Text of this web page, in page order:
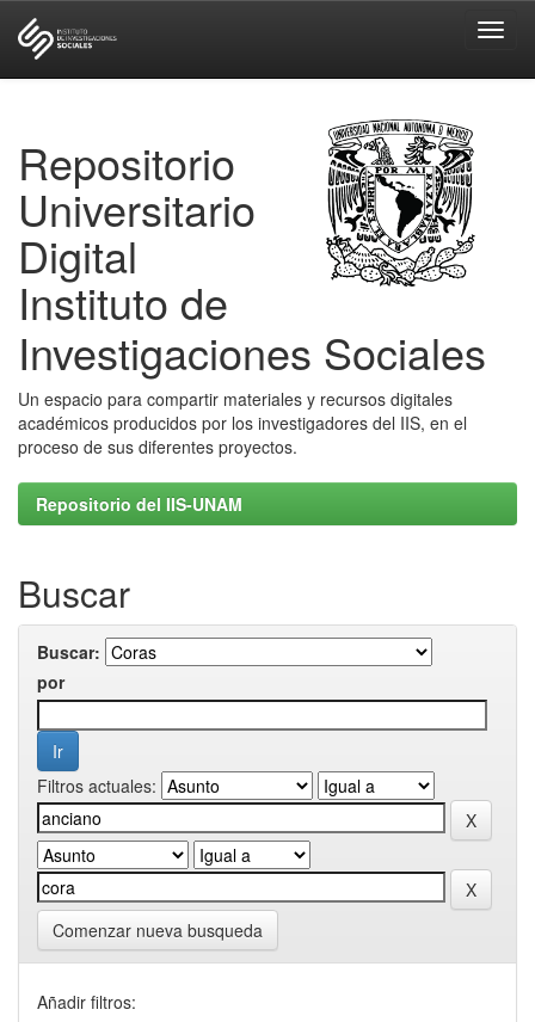
Repositorio
Universitario
Digital
Instituto de
Investigaciones Sociales
Un espacio para compartir materiales y recursos digitales
académicos producidos por los investigadores del IIS, en el
proceso de sus diferentes proyectos.
Repositorio del IIS-UNAM
Buscar
Buscar:
por
Filtros actuales:
Comenzar nueva busqueda
Añadir filtros: